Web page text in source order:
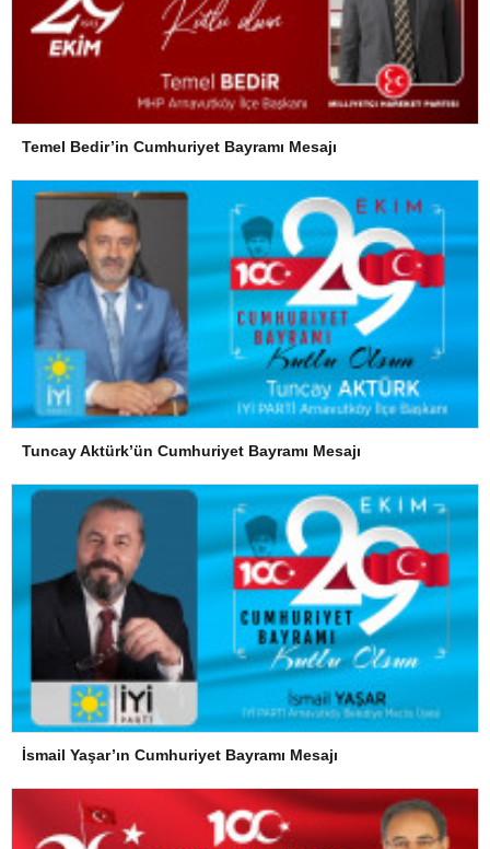
Temel Bedir’in Cumhuriyet Bayramı Mesajı
Tuncay Aktürk’ün Cumhuriyet Bayramı Mesajı
İsmail Yaşar’ın Cumhuriyet Bayramı Mesajı